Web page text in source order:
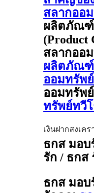
สลากออ
ผลิตภัณฑ์
(Product
สลากออ
ผลิตภัณฑ์
ออมทรัพย์
ออมทรัพ
ทรัพย์ทวี
เงินฝากสงเค
ธกส มอบ
รัก / ธก
ธกส มอบ